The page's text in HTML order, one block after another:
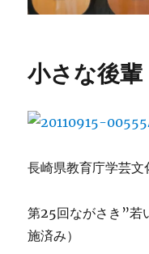
小さな後輩
長崎県教育庁学芸文
第25回ながさき”若
施済み）